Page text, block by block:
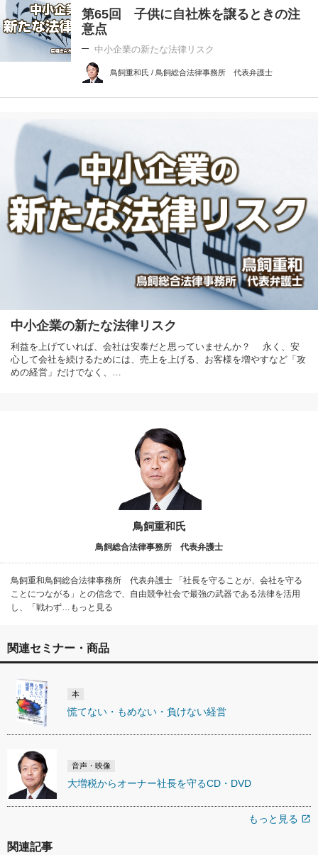
第65回 子供に自社株を譲るときの注
意点
中小企業の新たな法律リスク
鳥飼重和氏 / 鳥飼総合法律事務所 代表弁護士
中小企業の新たな法律リスク
利益を上げていれば、会社は安泰だと思っていませんか？ 永く、安
心して会社を続けるためには、売上を上げる、お客様を増やすなど「攻
めの経営」だけでなく、…
鳥飼重和氏
鳥飼総合法律事務所 代表弁護士
鳥飼重和鳥飼総合法律事務所 代表弁護士 「社長を守ることが、会社を守る
ことにつながる」との信念で、自由競争社会で最強の武器である法律を活用
し、「戦わず…もっと見る
関連セミナー・商品
本
慌てない・もめない・負けない経営
音声・映像
大増税からオーナー社長を守るCD・DVD
もっと見る open_in_new
関連記事